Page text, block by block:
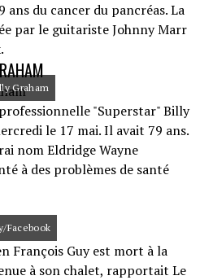
ans du cancer du pancréas. La
par le guitariste Johnny Marr
Graham
"Superstar" Billy
le 17 mai. Il avait 79 ans.
nom Eldridge Wayne
à des problèmes de santé
Facebook
François Guy est mort à la
à son chalet, rapportait Le